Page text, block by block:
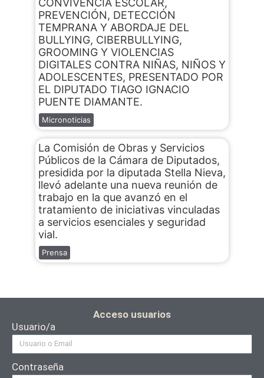
CONVIVENCIA ESCOLAR,
PREVENCIÓN, DETECCIÓN
TEMPRANA Y ABORDAJE DEL
BULLYING, CIBERBULLYING,
GROOMING Y VIOLENCIAS
DIGITALES CONTRA NIÑAS, NIÑOS Y
ADOLESCENTES, PRESENTADO POR
EL DIPUTADO TIAGO IGNACIO
PUENTE DIAMANTE.
Micronoticias
La Comisión de Obras y Servicios
Públicos de la Cámara de Diputados,
presidida por la diputada Stella Nieva,
llevó adelante una nueva reunión de
trabajo en la que avanzó en el
tratamiento de iniciativas vinculadas
a servicios esenciales y seguridad
vial.
Prensa
Acceso usuarios
Usuario/a
Contraseña